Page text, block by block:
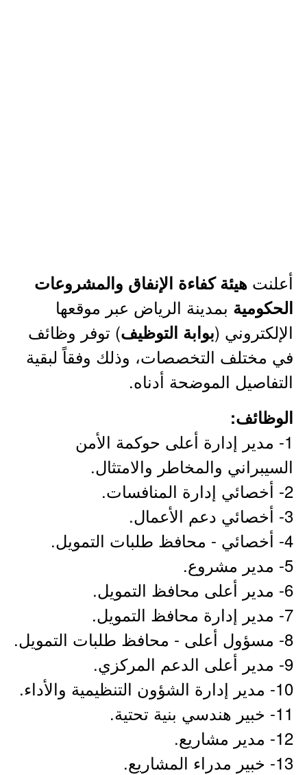
أعلنت هيئة كفاءة الإنفاق والمشروعات
الحكومية بمدينة الرياض عبر موقعها
الإلكتروني (بوابة التوظيف) توفر وظائف
في مختلف التخصصات، وذلك وفقاً لبقية
التفاصيل الموضحة أدناه.
الوظائف:
1- مدير إدارة أعلى حوكمة الأمن
السيبراني والمخاطر والامتثال.
2- أخصائي إدارة المنافسات.
3- أخصائي دعم الأعمال.
4- أخصائي - محافظ طلبات التمويل.
5- مدير مشروع.
6- مدير أعلى محافظ التمويل.
7- مدير إدارة محافظ التمويل.
8- مسؤول أعلى - محافظ طلبات التمويل.
9- مدير أعلى الدعم المركزي.
10- مدير إدارة الشؤون التنظيمية والأداء.
11- خبير هندسي بنية تحتية.
12- مدير مشاريع.
13- خبير مدراء المشاريع.